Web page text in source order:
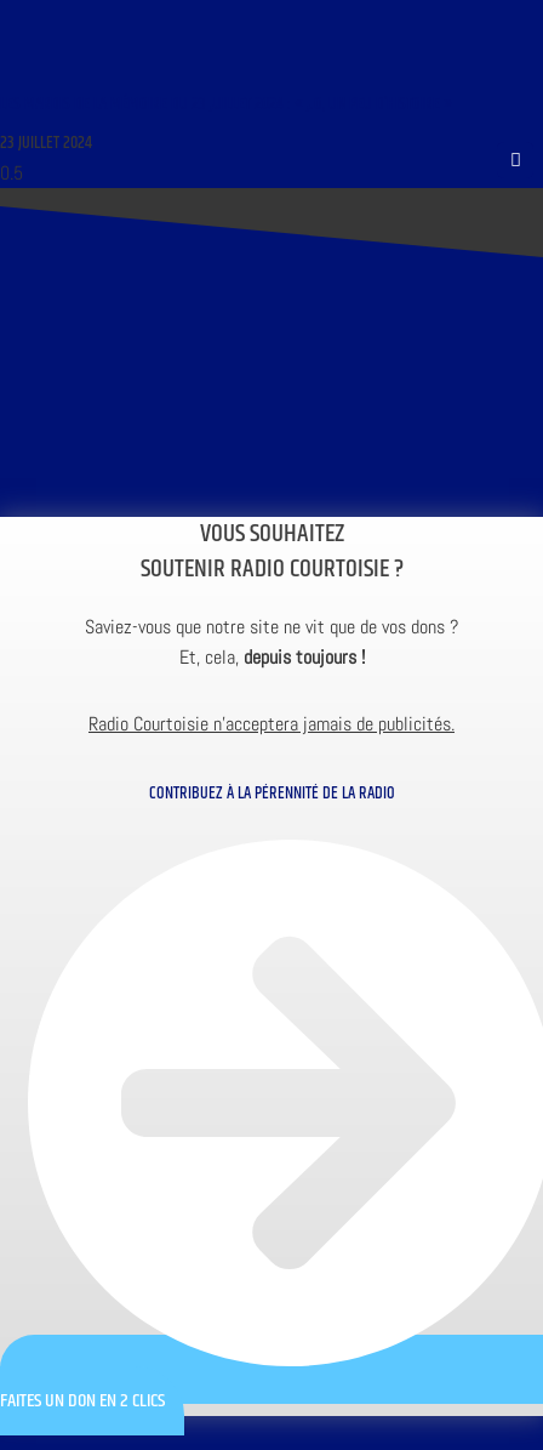
23 JUILLET 2024
VOUS SOUHAITEZ
SOUTENIR RADIO COURTOISIE ?
Saviez-vous que notre site ne vit que de vos dons ?
Et, cela, depuis toujours !
Radio Courtoisie n’acceptera jamais de publicités.
CONTRIBUEZ À LA PÉRENNITÉ DE LA RADIO
FAITES UN DON EN 2 CLICS